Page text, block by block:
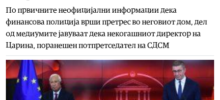
По првичните неофицијални информации дека
финансова полиција врши претрес во неговиот дом, дел
од медиумите јавуваат дека некогашниот директор на
Царина, поранешен потпретседател на СДСМ